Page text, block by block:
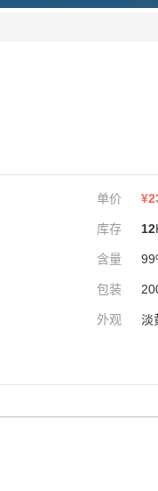
单价 ¥
库存 12
含量
包装
外观 淡